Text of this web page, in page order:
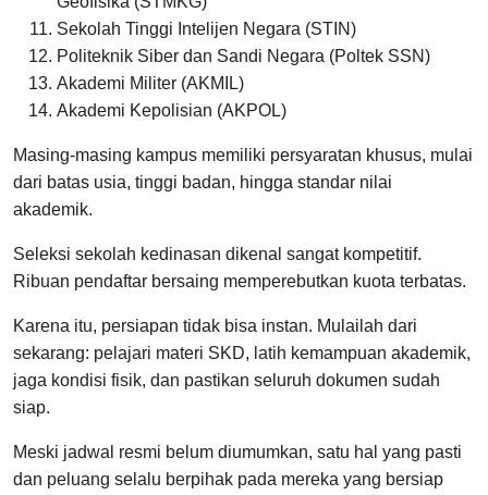
Sekolah Tinggi Intelijen Negara (STIN)
Politeknik Siber dan Sandi Negara (Poltek SSN)
Akademi Militer (AKMIL)
Akademi Kepolisian (AKPOL)
Masing-masing kampus memiliki persyaratan khusus, mulai
dari batas usia, tinggi badan, hingga standar nilai
akademik.
Seleksi sekolah kedinasan dikenal sangat kompetitif.
Ribuan pendaftar bersaing memperebutkan kuota terbatas.
Karena itu, persiapan tidak bisa instan. Mulailah dari
sekarang: pelajari materi SKD, latih kemampuan akademik,
jaga kondisi fisik, dan pastikan seluruh dokumen sudah
siap.
Meski jadwal resmi belum diumumkan, satu hal yang pasti
dan peluang selalu berpihak pada mereka yang bersiap